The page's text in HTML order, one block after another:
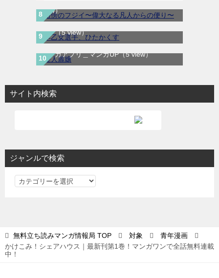
view）
早乙女選手、ひたかくす｜全10巻完結！サ
ンデーうぇぶりで最終巻まで全巻無料配信
中！（5 view）
怪人麗嬢｜最新話まで全話無料で読める公式
マンガアプリ＿マンガUP（5 view）
サイト内検索
ジャンルで検索
ジ
検
索
無料立ち読みマンガ情報局 TOP 対象
青年漫画
かけこみ！シェアハウス｜最新刊第1巻！マンガワンで全話無料連載
中！